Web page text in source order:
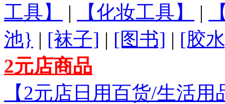
工具】
| 【化妆工具】 |
池} | [袜子] | [图书] | [胶
2元店商品
【2元店日用百货/生活